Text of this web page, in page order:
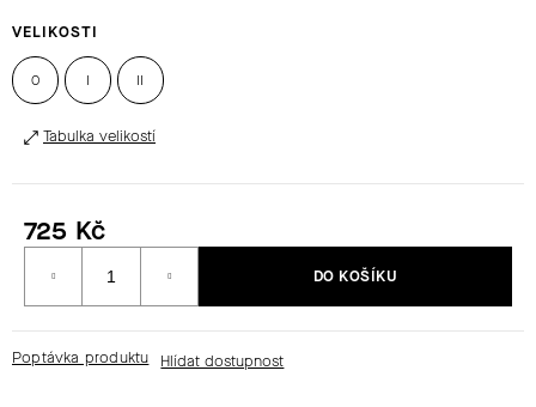
VELIKOSTI
0 I II
Tabulka velikostí
725 Kč
cena:
DO KOŠÍKU
Poptávka produktu
HLEDAT
O
Č